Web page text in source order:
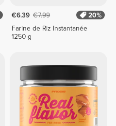
€6.39 €7.99
20%
Farine de Riz Instantanée
1250 g